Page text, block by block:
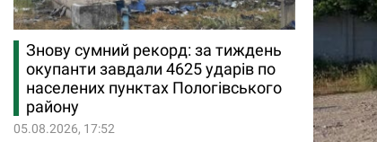
Знову сумний рекорд: за тиждень
окупанти завдали 4625 ударів по
населених пунктах Пологівського
району
05.08.2026, 17:52